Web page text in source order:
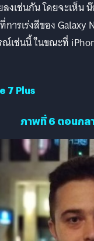
งเช่นกัน โดยจะเห็น
ารเร่งสีของ Galaxy
เช่นนี้ ในขณะที่
7 Plus
ภาพที่ 6 ตอนกล